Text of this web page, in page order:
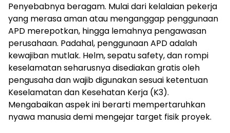
Penyebabnya beragam. Mulai dari kelalaian pekerja
yang merasa aman atau menganggap penggunaan
APD merepotkan, hingga lemahnya pengawasan
perusahaan. Padahal, penggunaan APD adalah
kewajiban mutlak. Helm, sepatu safety, dan rompi
keselamatan seharusnya disediakan gratis oleh
pengusaha dan wajib digunakan sesuai ketentuan
Keselamatan dan Kesehatan Kerja (K3).
Mengabaikan aspek ini berarti mempertaruhkan
nyawa manusia demi mengejar target fisik proyek.